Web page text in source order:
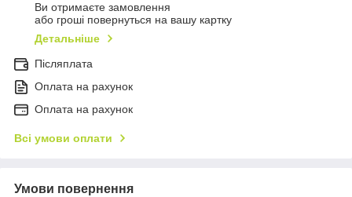
Ви отримаєте замовлення
або гроші повернуться на вашу картку
Детальніше
Післяплата
Оплата на рахунок
Оплата на рахунок
Всі умови оплати
Умови повернення